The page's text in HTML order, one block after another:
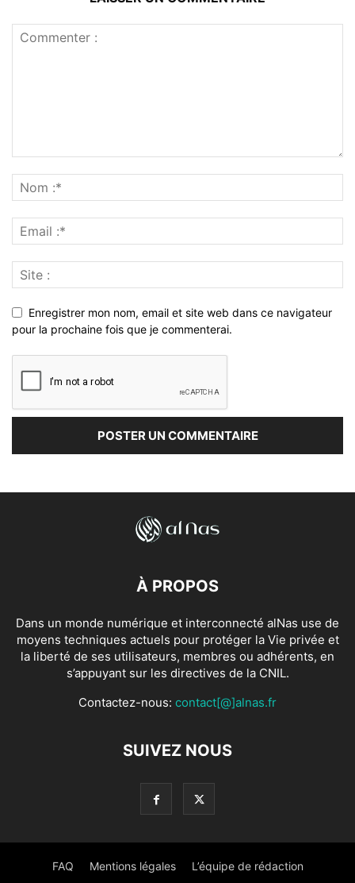
Enregistrer mon nom, email et site web dans ce navigateur
pour la prochaine fois que je commenterai.
À PROPOS
Dans un monde numérique et interconnecté alNas use de
moyens techniques actuels pour protéger la Vie privée et
la liberté de ses utilisateurs, membres ou adhérents, en
s’appuyant sur les directives de la CNIL.
Contactez-nous: contact[@]alnas.fr
SUIVEZ NOUS
FAQ Mentions légales L’équipe de rédaction